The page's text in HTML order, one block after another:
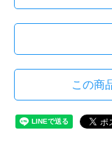
この商